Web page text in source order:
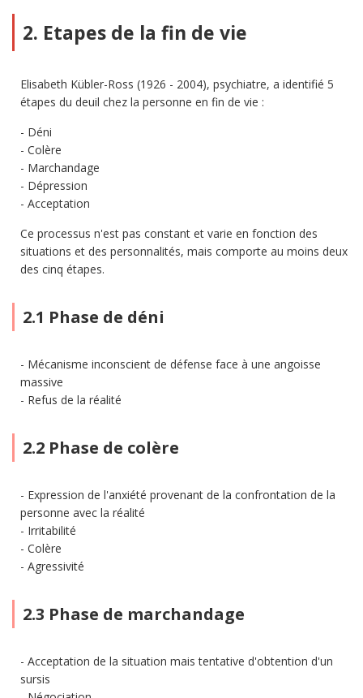
2. Etapes de la fin de vie
Elisabeth Kübler-Ross (1926 - 2004), psychiatre, a identifié 5
étapes du deuil chez la personne en fin de vie :
Déni
Colère
Marchandage
Dépression
Acceptation
Ce processus n'est pas constant et varie en fonction des
situations et des personnalités, mais comporte au moins deux
des cinq étapes.
2.1 Phase de déni
Mécanisme inconscient de défense face à une angoisse
massive
Refus de la réalité
2.2 Phase de colère
Expression de l'anxiété provenant de la confrontation de la
personne avec la réalité
Irritabilité
Colère
Agressivité
2.3 Phase de marchandage
Acceptation de la situation mais tentative d'obtention d'un
sursis